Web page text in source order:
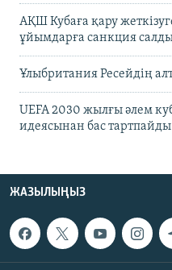
АҚШ Кубаға қару
ұйымдарға санкция
Ұлыбритания Ресейдің
UEFA 2030 жылғы әлем
идеясынан бас тартпайды
ЖАЗЫЛЫҢЫЗ